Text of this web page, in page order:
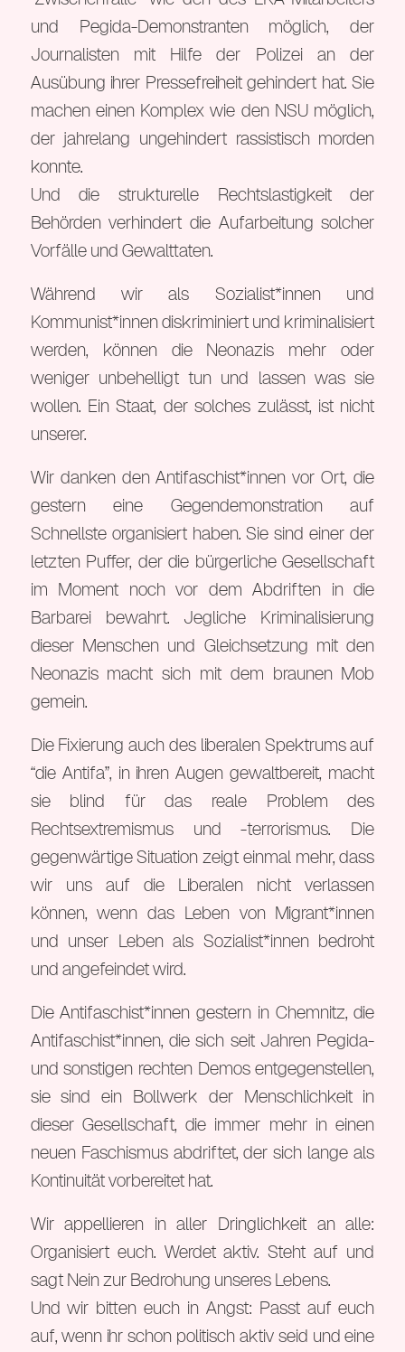
und Pegida-Demonstranten möglich, der
Journalisten mit Hilfe der Polizei an der
Ausübung ihrer Pressefreiheit gehindert hat. Sie
machen einen Komplex wie den NSU möglich,
der jahrelang ungehindert rassistisch morden
konnte.
Und die strukturelle Rechtslastigkeit der
Behörden verhindert die Aufarbeitung solcher
Vorfälle und Gewalttaten.
Während wir als Sozialist*innen und
Kommunist*innen diskriminiert und kriminalisiert
werden, können die Neonazis mehr oder
weniger unbehelligt tun und lassen was sie
wollen. Ein Staat, der solches zulässt, ist nicht
unserer.
Wir danken den Antifaschist*innen vor Ort, die
gestern eine Gegendemonstration auf
Schnellste organisiert haben. Sie sind einer der
letzten Puffer, der die bürgerliche Gesellschaft
im Moment noch vor dem Abdriften in die
Barbarei bewahrt. Jegliche Kriminalisierung
dieser Menschen und Gleichsetzung mit den
Neonazis macht sich mit dem braunen Mob
gemein.
Die Fixierung auch des liberalen Spektrums auf
“die Antifa”, in ihren Augen gewaltbereit, macht
sie blind für das reale Problem des
Rechtsextremismus und -terrorismus. Die
gegenwärtige Situation zeigt einmal mehr, dass
wir uns auf die Liberalen nicht verlassen
können, wenn das Leben von Migrant*innen
und unser Leben als Sozialist*innen bedroht
und angefeindet wird.
Die Antifaschist*innen gestern in Chemnitz, die
Antifaschist*innen, die sich seit Jahren Pegida-
und sonstigen rechten Demos entgegenstellen,
sie sind ein Bollwerk der Menschlichkeit in
dieser Gesellschaft, die immer mehr in einen
neuen Faschismus abdriftet, der sich lange als
Kontinuität vorbereitet hat.
Wir appellieren in aller Dringlichkeit an alle:
Organisiert euch. Werdet aktiv. Steht auf und
sagt Nein zur Bedrohung unseres Lebens.
Und wir bitten euch in Angst: Passt auf euch
auf, wenn ihr schon politisch aktiv seid und eine